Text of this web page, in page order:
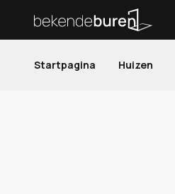
Startpagina Huizen